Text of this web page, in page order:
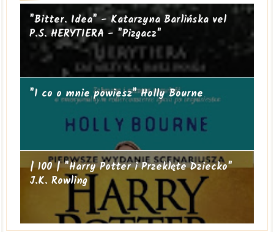
"Bitter. Idea" - Katarzyna Barlińska vel
P.S. HERYTIERA - "Pizgacz"
"I co o mnie powiesz" Holly Bourne
| 100 | "Harry Potter i Przeklęte Dziecko"
J.K. Rowling